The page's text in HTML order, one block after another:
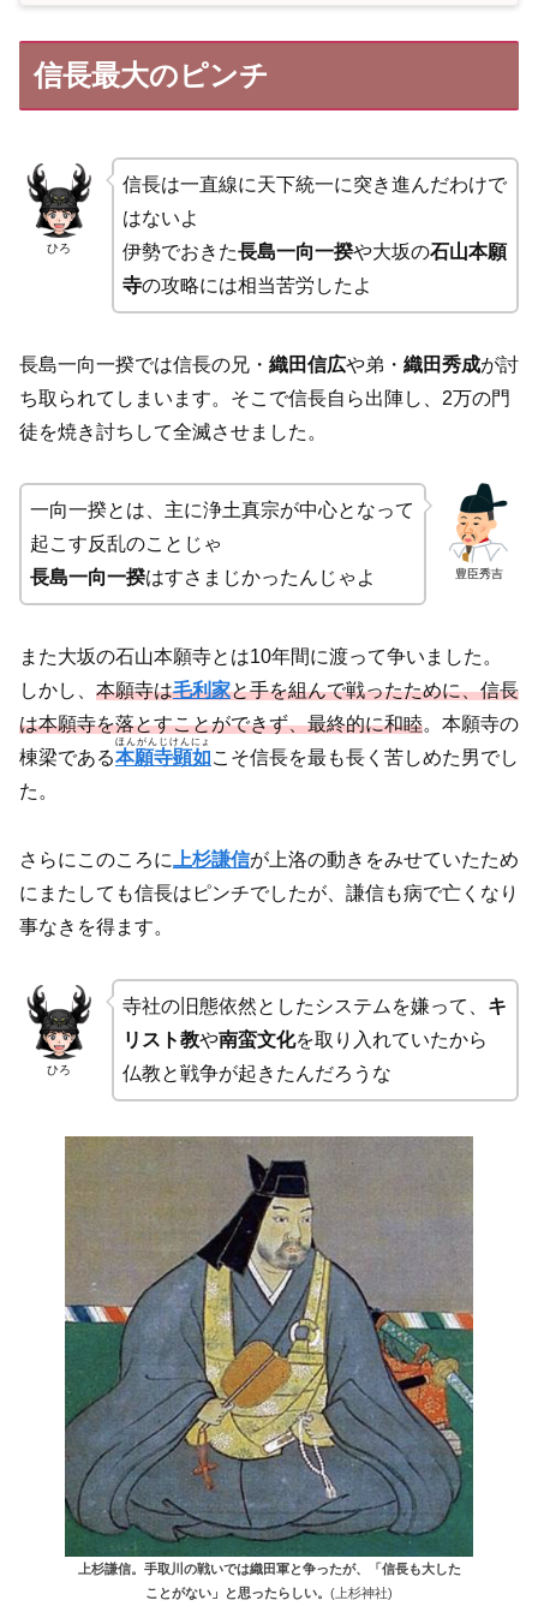
信長最大のピンチ
ひろ
信長は一直線に天下統一に突き進んだわけで
はないよ
伊勢でおきた長島一向一揆や大坂の石山本願
寺の攻略には相当苦労したよ
長島一向一揆では信長の兄・ 織田信広や弟・ 織田秀成が討
ち取られてしまいます。そこで信長自ら出陣し、2万の門
徒を焼き討ちして全滅させました。
豊臣秀吉
一向一揆とは、主に浄土真宗が中心となって
起こす反乱のことじゃ
長島一向一揆はすさまじかったんじゃよ
また大坂の石山本願寺とは10年間に渡って争いました。
しかし、 本願寺は毛利家と手を組んで戦ったために、信長
は本願寺を落とすことができず、最終的に和睦。本願寺の
棟梁である本願寺顕如
ほんがんじけんにょ
こそ信長を最も長く苦しめた男でし
た。
さらにこのころに 上杉謙信が上洛の動きをみせていたため
にまたしても信長はピンチでしたが、謙信も病で亡くなり
事なきを得ます。
ひろ
寺社の旧態依然としたシステムを嫌って、 キ
リスト教や南蛮文化を取り入れていたから
仏教と戦争が起きたんだろうな
上杉謙信。手取川の戦いでは織田軍と争ったが、「信長も大した
ことがない」と思ったらしい。 (上杉神社)